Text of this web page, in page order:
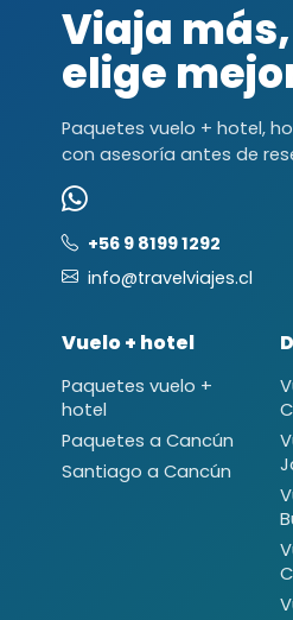
Viaja más,
elige
Paquetes vuelo + hotel,
con asesoría antes de
+56 9 8199 1292
info@travelviajes.cl
Vuelo + hotel
Paquetes vuelo +
hotel
Paquetes a Cancún
Santiago a Cancún